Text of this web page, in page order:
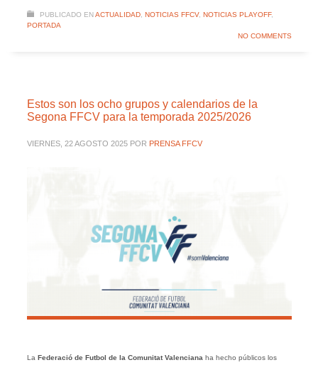
PUBLICADO EN ACTUALIDAD, NOTICIAS FFCV, NOTICIAS PLAYOFF,
PORTADA
NO COMMENTS
Estos son los ocho grupos y calendarios de la
Segona FFCV para la temporada 2025/2026
VIERNES, 22 AGOSTO 2025 POR PRENSA FFCV
La Federació de Futbol de la Comunitat Valenciana ha hecho públicos los